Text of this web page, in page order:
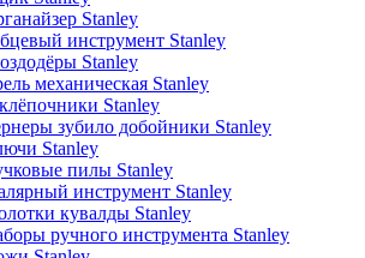
Stanley
инструмент Stanley
Stanley
механическая Stanley
Stanley
зубило добойники Stanley
Stanley
пилы Stanley
инструмент Stanley
кувалды Stanley
ручного инструмента Stanley